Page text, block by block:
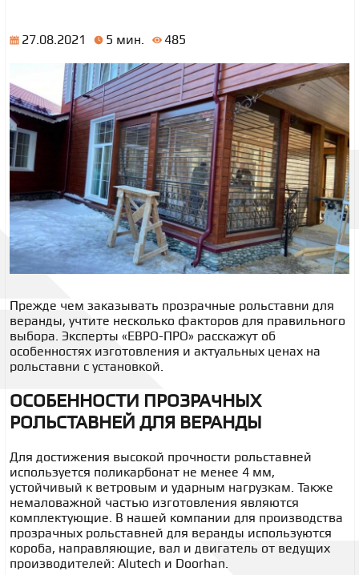
27.08.2021 5 мин. 485
Прежде чем заказывать прозрачные рольставни для
веранды, учтите несколько факторов для правильного
выбора. Эксперты «ЕВРО-ПРО» расскажут об
особенностях изготовления и актуальных ценах на
рольставни с установкой.
ОСОБЕННОСТИ ПРОЗРАЧНЫХ
РОЛЬСТАВНЕЙ ДЛЯ ВЕРАНДЫ
Для достижения высокой прочности рольставней
используется поликарбонат не менее 4 мм,
устойчивый к ветровым и ударным нагрузкам. Также
немаловажной частью изготовления являются
комплектующие. В нашей компании для производства
прозрачных рольставней для веранды используются
короба, направляющие, вал и двигатель от ведущих
производителей: Alutech и Doorhan.